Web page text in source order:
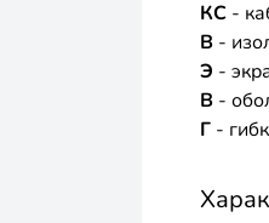
КС -
В -
Э -
В -
Г -